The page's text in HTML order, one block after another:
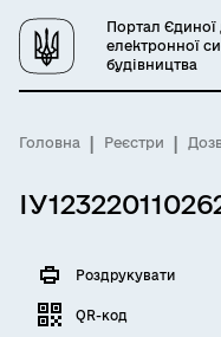
Портал Єдиної
електронної
будівництва
Головна Реєстри
Роздрукувати
QR-код